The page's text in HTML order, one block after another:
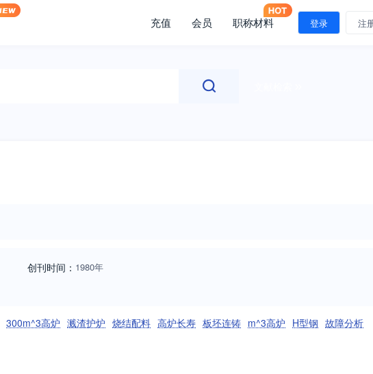
充值 会员 职称材料 登录 注
创刊时间： 1980年
300m^3高炉 溅渣护炉 烧结配料 高炉长寿 板坯连铸 m^3高炉 H型钢 故障分析